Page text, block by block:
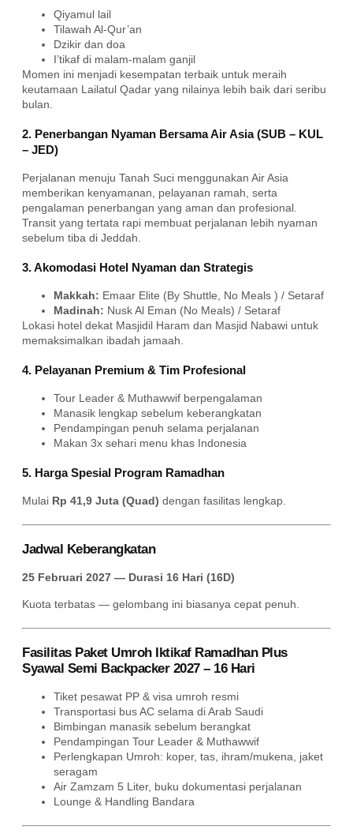
Qiyamul lail
Tilawah Al-Qur’an
Dzikir dan doa
I’tikaf di malam-malam ganjil
Momen ini menjadi kesempatan terbaik untuk meraih
keutamaan Lailatul Qadar yang nilainya lebih baik dari seribu
bulan.
2. Penerbangan Nyaman Bersama Air Asia (SUB – KUL
– JED)
Perjalanan menuju Tanah Suci menggunakan Air Asia
memberikan kenyamanan, pelayanan ramah, serta
pengalaman penerbangan yang aman dan profesional.
Transit yang tertata rapi membuat perjalanan lebih nyaman
sebelum tiba di Jeddah.
3. Akomodasi Hotel Nyaman dan Strategis
Makkah: Emaar Elite (By Shuttle, No Meals ) / Setaraf
Madinah: Nusk Al Eman (No Meals) / Setaraf
Lokasi hotel dekat Masjidil Haram dan Masjid Nabawi untuk
memaksimalkan ibadah jamaah.
4. Pelayanan Premium & Tim Profesional
Tour Leader & Muthawwif berpengalaman
Manasik lengkap sebelum keberangkatan
Pendampingan penuh selama perjalanan
Makan 3x sehari menu khas Indonesia
5. Harga Spesial Program Ramadhan
Mulai Rp 41,9 Juta (Quad) dengan fasilitas lengkap.
Jadwal Keberangkatan
25 Februari 2027 — Durasi 16 Hari (16D)
Kuota terbatas — gelombang ini biasanya cepat penuh.
Fasilitas Paket Umroh Iktikaf Ramadhan Plus
Syawal Semi Backpacker 2027 – 16 Hari
Tiket pesawat PP & visa umroh resmi
Transportasi bus AC selama di Arab Saudi
Bimbingan manasik sebelum berangkat
Pendampingan Tour Leader & Muthawwif
Perlengkapan Umroh: koper, tas, ihram/mukena, jaket
seragam
Air Zamzam 5 Liter, buku dokumentasi perjalanan
Lounge & Handling Bandara